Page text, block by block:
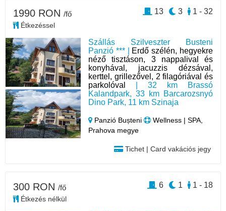
Szállás Szilveszter Busteni
Panzió *** | Erdő szélén, hegyekre
néző tisztáson, 3 nappalival és
konyhával, jacuzzis dézsával,
kerttel, grillezővel, 2 filagóriával és
parkolóval
| 32 km Brassó
Kalandpark, 33 km Barcarozsnyó
Dino Park, 11 km Szinaja
Panzió Bușteni
Wellness | SPA,
Prahova megye
Tichet | Card vakációs jegy
1990 RON /fő
Étkezéssel
1 - 32
3
13
300 RON /fő
Étkezés nélkül
1 - 18
1
6